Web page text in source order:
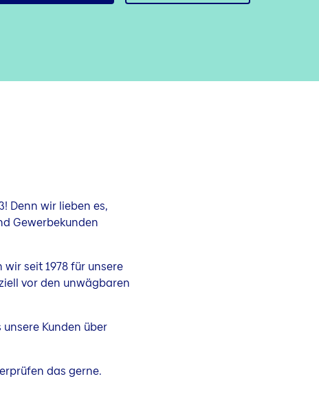
Denn wir lieben es,
Gewerbekunden
seit 1978 für unsere
vor den unwägbaren
Kunden über
das gerne.